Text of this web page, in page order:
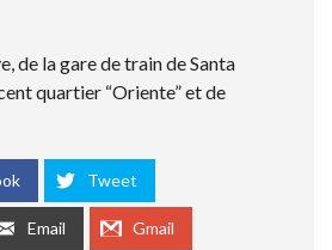
de la gare de train de Santa
quartier “Oriente” et de
Tweet
Email Gmail